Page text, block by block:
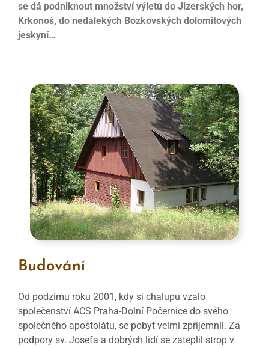
se dá podniknout množství výletů do Jizerských hor,
Krkonoš, do nedalekých Bozkovských dolomitových
jeskyní…
Budování
Od podzimu roku 2001, kdy si chalupu vzalo
společenství ACS Praha-Dolní Počernice do svého
společného apoštolátu, se pobyt velmi zpříjemnil. Za
podpory sv. Josefa a dobrých lidí se zateplil strop v